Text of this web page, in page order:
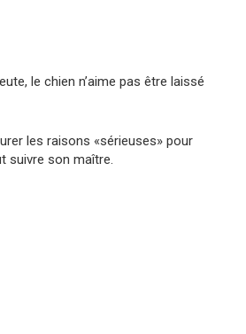
le chien n’aime pas être laissé
les raisons «sérieuses» pour
suivre son maître.